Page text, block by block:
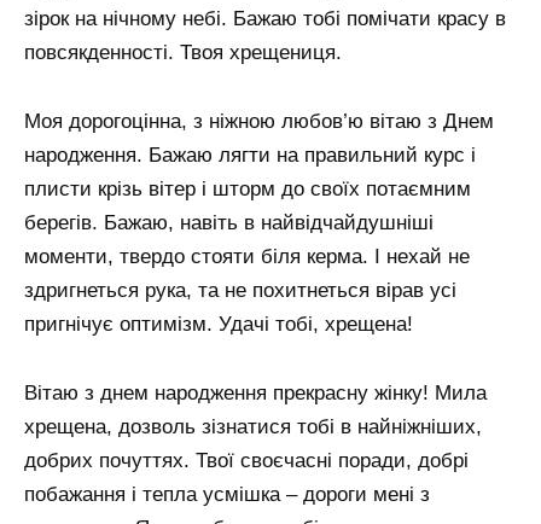
зірок на нічному небі. Бажаю тобі помічати красу в
повсякденності. Твоя хрещениця.
Моя дорогоцінна, з ніжною любов’ю вітаю з Днем
народження. Бажаю лягти на правильний курс і
плисти крізь вітер і шторм до своїх потаємним
берегів. Бажаю, навіть в найвідчайдушніші
моменти, твердо стояти біля керма. І нехай не
здригнеться рука, та не похитнеться вірав усі
пригнічує оптимізм. Удачі тобі, хрещена!
Вітаю з днем ​​народження прекрасну жінку! Мила
хрещена, дозволь зізнатися тобі в найніжніших,
добрих почуттях. Твої своєчасні поради, добрі
побажання і тепла усмішка – дороги мені з